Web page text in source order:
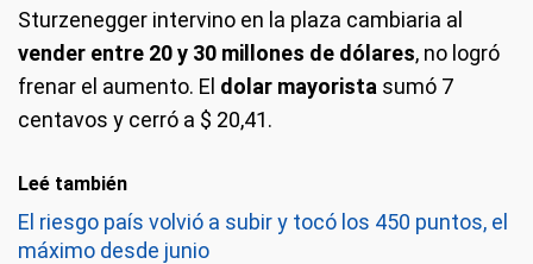
Sturzenegger intervino en la plaza cambiaria al
vender entre 20 y 30 millones de dólares, no logró
frenar el aumento. El dolar mayorista sumó 7
centavos y cerró a $ 20,41.
Leé también
El riesgo país volvió a subir y tocó los 450 puntos, el
máximo desde junio